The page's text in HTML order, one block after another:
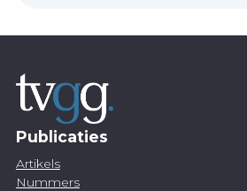
Publicaties
Artikels
Nummers